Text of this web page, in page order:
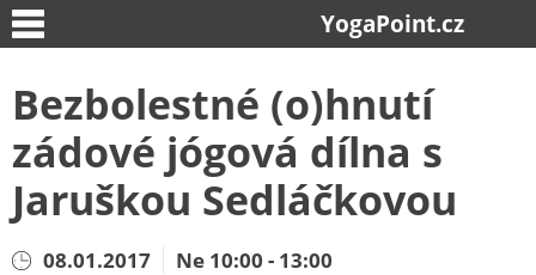
YogaPoint.cz
Bezbolestné (o)hnutí
zádové jógová dílna s
Jaruškou Sedláčkovou
08.01.2017 Ne 10:00 - 13:00